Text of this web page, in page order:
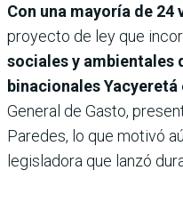
Con una mayoría de
proyecto de ley que
sociales y ambientales
binacionales Yacyeretá
General de Gasto,
Paredes, lo que motivó
legisladora que lanzó